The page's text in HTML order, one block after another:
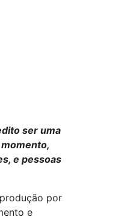
ser uma
e pessoas
por
e